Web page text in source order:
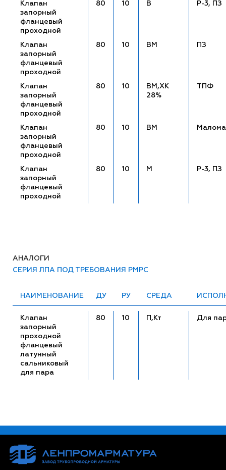
Клапан
запорный
фланцевый
проходной
80 10 В Р-3, ПЗ
Клапан
запорный
фланцевый
проходной
80 10 ВМ ПЗ
Клапан
запорный
фланцевый
проходной
80 10
ВМ,ХК
28%
ТПФ
Клапан
запорный
фланцевый
проходной
80 10 ВМ
Клапан
запорный
фланцевый
проходной
80 10 М Р-3, ПЗ
АНАЛОГИ
СЕРИЯ ЛПА ПОД ТРЕБОВАНИЯ РМРС
НАИМЕНОВАНИЕ ДУ РУ СРЕДА
Клапан
запорный
проходной
фланцевый
латунный
сальниковый
для пара
80 10 П,Кт Для